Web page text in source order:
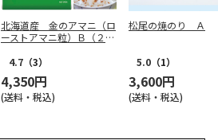
北海道産 金のアマニ（ロ
ーストアマニ粒）Ｂ（２
4.7 （3）
4,350円
(送料・税込)
松尾の焼のり Ａ
5.0 （1）
3,600円
(送料・税込)